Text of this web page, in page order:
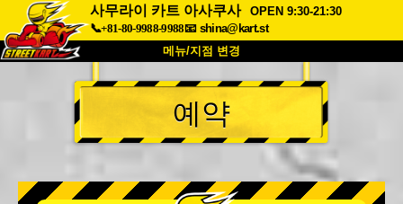
사무라이 카트 아사쿠사
OPEN 9:30-21:30
📞+81-80-9988-9988📧 shina@kart.st
메뉴/지점 변경
최상단
소개 사양 가격
회사 정보 예약
예약